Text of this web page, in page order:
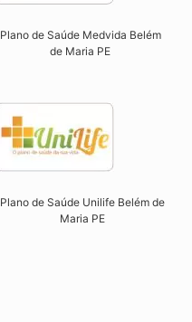
Plano de Saúde Medvida Belém
de Maria PE
Plano de Saúde Unilife Belém de
Maria PE​